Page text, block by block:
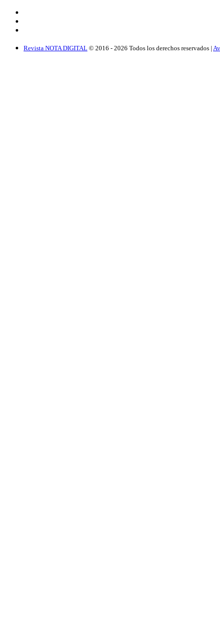
Revista NOTA DIGITAL © 2016 - 2026 Todos los derechos reservados |